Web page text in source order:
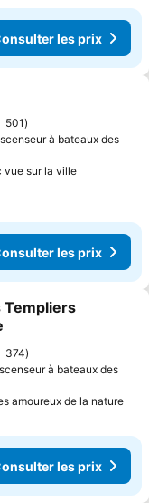
les prix
favoris
501
à bateaux des
vue sur la ville
les prix
favoris
Templiers
374
à bateaux des
amoureux de la nature
les prix